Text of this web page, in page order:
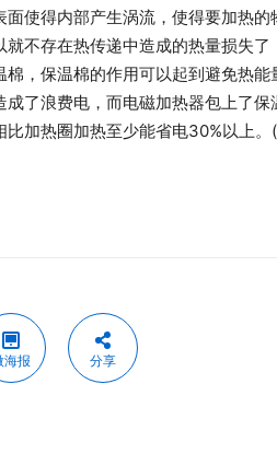
使得内部产生涡流，使得要加热的
不存在热传递中造成的热量损失了
，保温棉的作用可以起到避免热能
了浪费电，而电磁加热器包上了保
加热圈加热至少能省电30%以上。
海报 分享